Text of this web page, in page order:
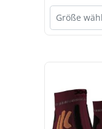
Größe